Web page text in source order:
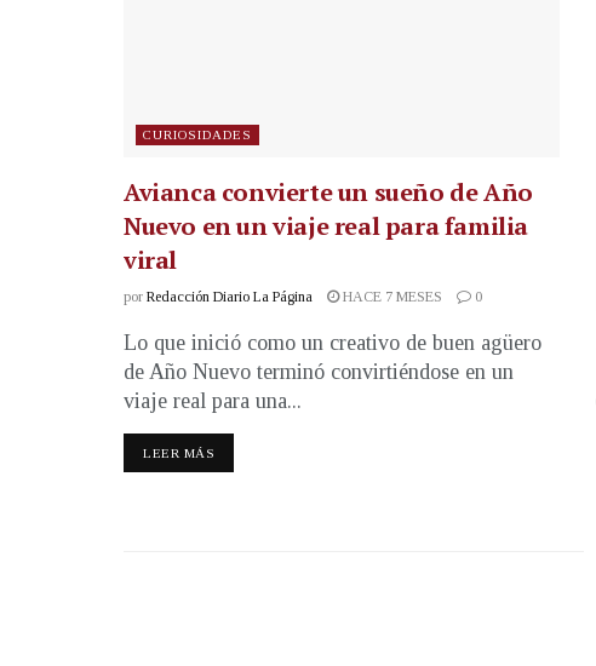
CURIOSIDADES
Avianca convierte un sueño de Año
Nuevo en un viaje real para familia
viral
por Redacción Diario La Página HACE 7 MESES 0
Lo que inició como un creativo de buen agüero
de Año Nuevo terminó convirtiéndose en un
viaje real para una...
LEER MÁS